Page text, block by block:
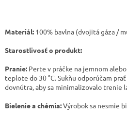
Materiál: 100% bavlna (dvojitá gáza /
Starostlivosť o produkt:
Pranie: Perte v práčke na jemnom
teplote do 30 °C. Sukňu odporúčam
dovnútra, aby sa minimalizovalo trenie
Bielenie a chémia:Výrobok sa nesmie